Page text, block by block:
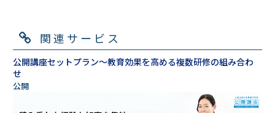
関連サービス
公開講座セットプラン～教育効果を高める複数研修の組み合わ
せ